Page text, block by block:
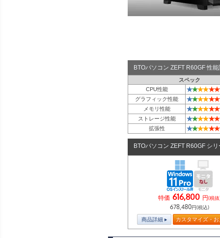
BTOパソコン ZEFT R60GF 性
スペック
CPU性能
★★★★★★
グラフィック性能 ★★★★★★
メモリ性能 ★★★★★★
ストレージ性能 ★★★★★★
拡張性 ★★★★★★
BTOパソコン ZEFT R60GF シリ
特価 616,800 円(税抜
678,480円(税込)
商品詳細 カスタマイズ・